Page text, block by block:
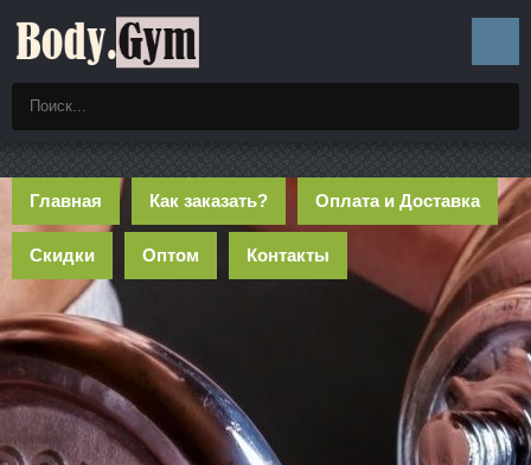
Главная Как заказать? Оплата и Доставка
Скидки Оптом Контакты